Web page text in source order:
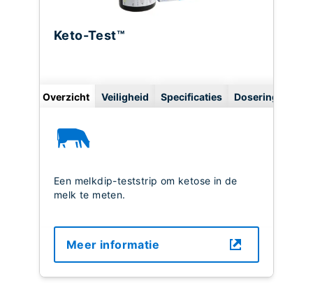
Keto-Test™
Overzicht Veiligheid Specificaties Dosering
Een melkdip-teststrip om ketose in de
melk te meten.
Meer informatie